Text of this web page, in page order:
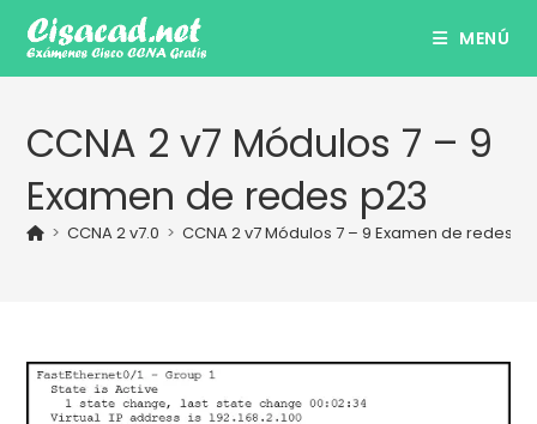
contenido
MENÚ
CCNA 2 v7 Módulos 7 – 9
Examen de redes p23
> CCNA 2 v7.0 > CCNA 2 v7 Módulos 7 – 9 Examen de redes